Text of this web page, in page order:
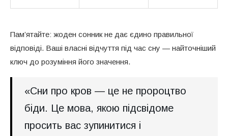
Пам’ятайте: жоден сонник не дає єдино правильної
відповіді. Ваші власні відчуття під час сну — найточніший
ключ до розуміння його значення.
«Сни про кров — це не пророцтво
біди. Це мова, якою підсвідоме
просить вас зупинитися і